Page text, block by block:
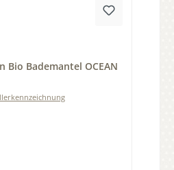
Bio Bademantel OCEAN